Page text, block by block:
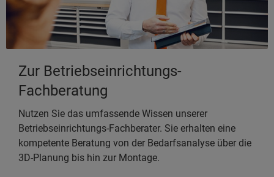
Zur Betriebseinrichtungs-
Fachberatung
Nutzen Sie das umfassende Wissen unserer
Betriebseinrichtungs-Fachberater. Sie erhalten eine
kompetente Beratung von der Bedarfsanalyse über die
3D-Planung bis hin zur Montage.